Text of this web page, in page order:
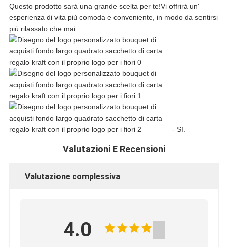
Questo prodotto sarà una grande scelta per te!Vi offrirà un'
esperienza di vita più comoda e conveniente, in modo da sentirsi
più rilassato che mai.
- Sì.
Valutazioni E Recensioni
Valutazione complessiva
4.0